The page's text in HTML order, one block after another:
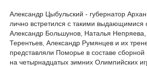
Александр Цыбульский - губернатор
лично встретился с такими выдающимися
Александр Большунов, Наталья
Терентьев, Александр Румянцев и их
представляли Поморье в составе
на четырнадцатых зимних Олимпийских